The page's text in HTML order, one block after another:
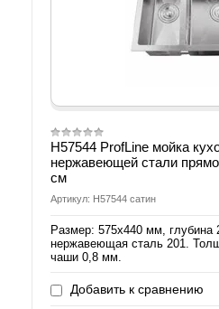
H57544 ProfLine мойка
нержавеющей стали
см
Артикул: H57544 сатин
Размер: 575х440 мм,
нержавеющая сталь 201.
чаши 0,8 мм.
Добавить к сравнению